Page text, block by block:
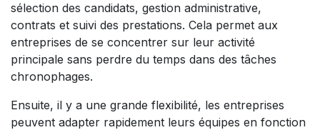
sélection des candidats, gestion administrative,
contrats et suivi des prestations. Cela permet aux
entreprises de se concentrer sur leur activité
principale sans perdre du temps dans des tâches
chronophages.
Ensuite, il y a une grande flexibilité, les entreprises
peuvent adapter rapidement leurs équipes en fonction